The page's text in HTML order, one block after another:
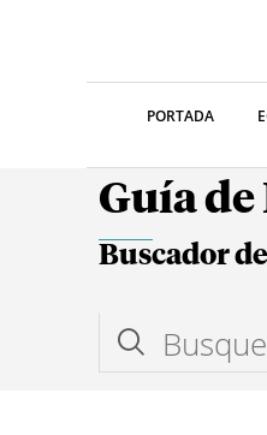
PORTADA
Guía
Buscador